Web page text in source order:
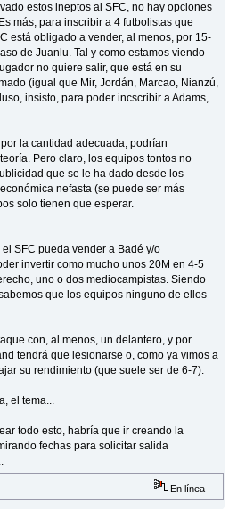
estos ineptos al SFC, no hay opciones
más, para inscribir a 4 futbolistas que
está obligado a vender, al menos, por 15-
de Juanlu. Tal y como estamos viendo
no quiere salir, que está en su
(igual que Mir, Jordán, Marcao, Nianzú,
insisto, para poder incscribir a Adams,
la cantidad adecuada, podrían
Pero claro, los equipos tontos no
que se le ha dado desde los
nefasta (se puede ser más
solo tienen que esperar.
SFC pueda vender a Badé y/o
invertir como mucho unos 20M en 4-5
uno o dos mediocampistas. Siendo
que los equipos ninguno de ellos
con, al menos, un delantero, y por
tendrá que lesionarse o, como ya vimos a
su rendimiento (que suele ser de 6-7).
el tema...
todo esto, habría que ir creando la
fechas para solicitar salida
En línea